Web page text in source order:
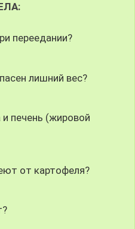
переедании?
лишний вес?
печень (жировой
от картофеля?